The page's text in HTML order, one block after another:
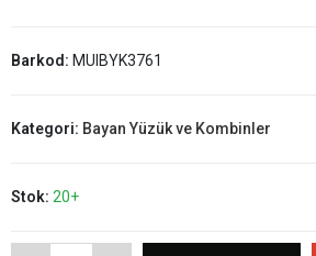
Barkod: MUIBYK3761
Kategori: Bayan Yüzük ve Kombinler
Stok: 20+